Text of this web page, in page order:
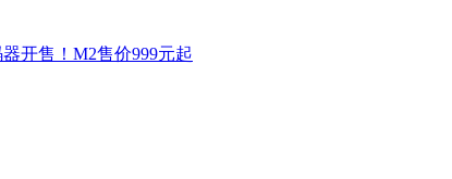
开售！M2售价999元起